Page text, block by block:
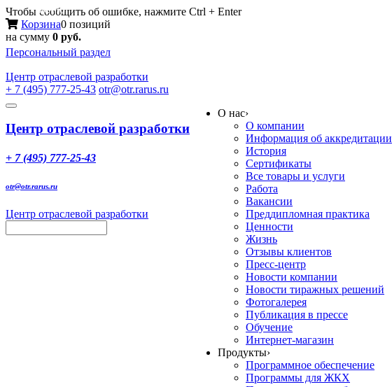
Чтобы сообщить об ошибке, нажмите Ctrl + Enter
Корзина0 позиций
на сумму 0 руб.
Персональный раздел
Центр отраслевой разработки
+ 7 (495) 777-25-43 otr@otr.rarus.ru
Toggle
Меню
Центр отраслевой разработки
+ 7 (495) 777-25-43
otr@otr.rarus.ru
Центр отраслевой разработки
О нас›
О компании
Информация об аккредитации
История
Сертификаты
Все товары и услуги
Работа
Вакансии
Преддипломная практика
Ценности
Жизнь
Отзывы клиентов
Пресс-центр
Новости компании
Новости тиражных решений
Фотогалерея
Публикация в прессе
Обучение
Интернет-магазин
Продукты›
Программное обеспечение
Программы для ЖКХ